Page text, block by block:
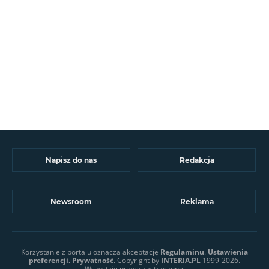
Napisz do nas Redakcja
Newsroom Reklama
Korzystanie z portalu oznacza akceptację Regulaminu. Ustawienia
preferencji. Prywatność. Copyright by INTERIA.PL 1999-2026.